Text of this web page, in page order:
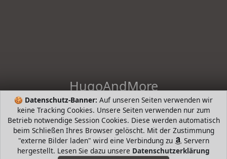
🍪 Datenschutz-Banner: Auf unseren Seiten verwenden wir
keine Tracking Cookies. Unsere Seiten verwenden nur zum
Betrieb notwendige Session Cookies. Diese werden automatisch
beim Schließen Ihres Browser gelöscht. Mit der Zustimmung
"externe Bilder laden" wird eine Verbindung zu
Servern
hergestellt. Lesen Sie dazu unsere Datenschutzerklärung
HugoAndMore
HugoAndHome - die intelligente Suche nach Bestsellern von
beliebten Markenherstellern. Hugo Boss, Tommy Hilfiger,
Prada, Levis, Werangler, Tamaris, Riecker, Jack Wolfkin mund
mehr
HugoAndMore ist Teilnehmer am Partnerprogramm der
EU